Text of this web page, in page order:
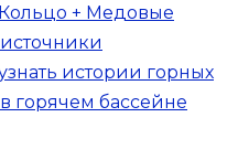
Кольцо + Медовые
истории горных
горячем бассейне